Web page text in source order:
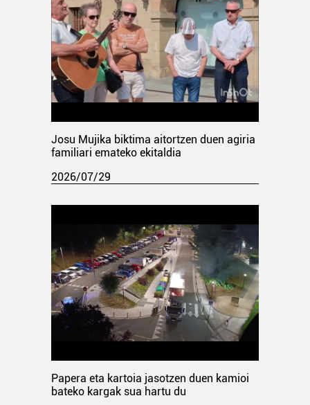
Josu Mujika biktima aitortzen duen agiria
familiari emateko ekitaldia
2026/07/29
Papera eta kartoia jasotzen duen kamioi
bateko kargak sua hartu du